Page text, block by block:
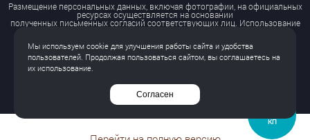
Размещение персональных данных, включая фотографии, на официальных
ресурсах осуществляется на основании
полученных письменных согласий соответствующих лиц. Использование
Политика обработки персональных данных
Согласие на обработку персональных данных
КП
Мы используем cookie для улучшения работы сайта и удобства
пользователей. Продолжая пользоваться сайтом, вы соглашаетесь на
их использование.
Согласен